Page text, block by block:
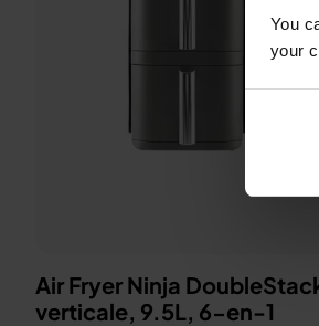
You
your
Air Fryer Ninja
verticale, 9.5L, 6-en-1